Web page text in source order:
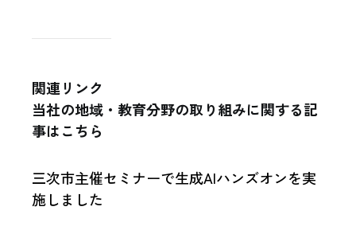
関連リンク
当社の地域・教育分野の取り組みに関する記
事はこちら
三次市主催セミナーで生成AIハンズオンを実
施しました